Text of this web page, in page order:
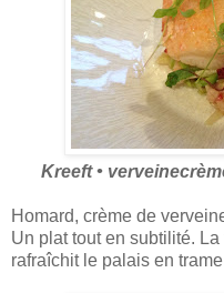
Kreeft •
Homard, crème de
Un plat tout en subtilité.
rafraîchit le palais en